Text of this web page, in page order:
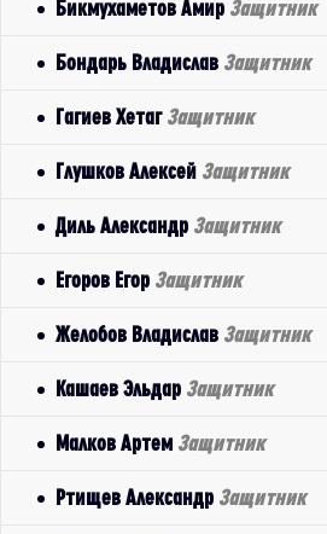
Бикмухаметов Амир Защитник
Бондарь Владислав Защитник
Гагиев Хетаг Защитник
Глушков Алексей Защитник
Диль Александр Защитник
Егоров Егор Защитник
Желобов Владислав Защитник
Кашаев Эльдар Защитник
Малков Артем Защитник
Ртищев Александр Защитник